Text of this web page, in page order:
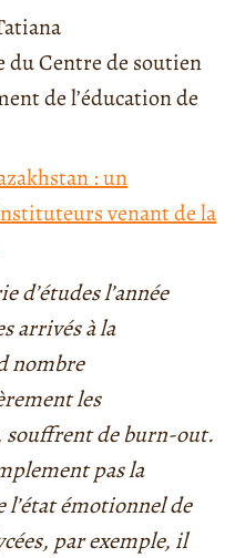
Centre de soutien
de l’éducation de
: un
venant de la
d’études l’année
arrivés à la
nombre
les
souffrent de burn-out.
pas la
l’état émotionnel de
par exemple, il